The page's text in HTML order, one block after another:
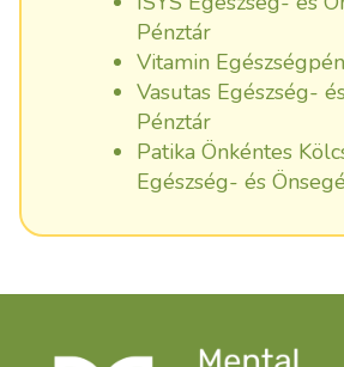
Pénztár
Vitamin
Vasutas Egészség-
Pénztár
Patika Önkéntes
Egészség- és